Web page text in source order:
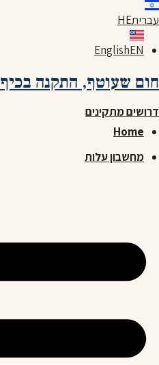
דלג
לתוכן
עבריתHE
EnglishEN
חום שעוטף, התקנה בכיף
דרושים מתקינים
Home
מחשבון עלות